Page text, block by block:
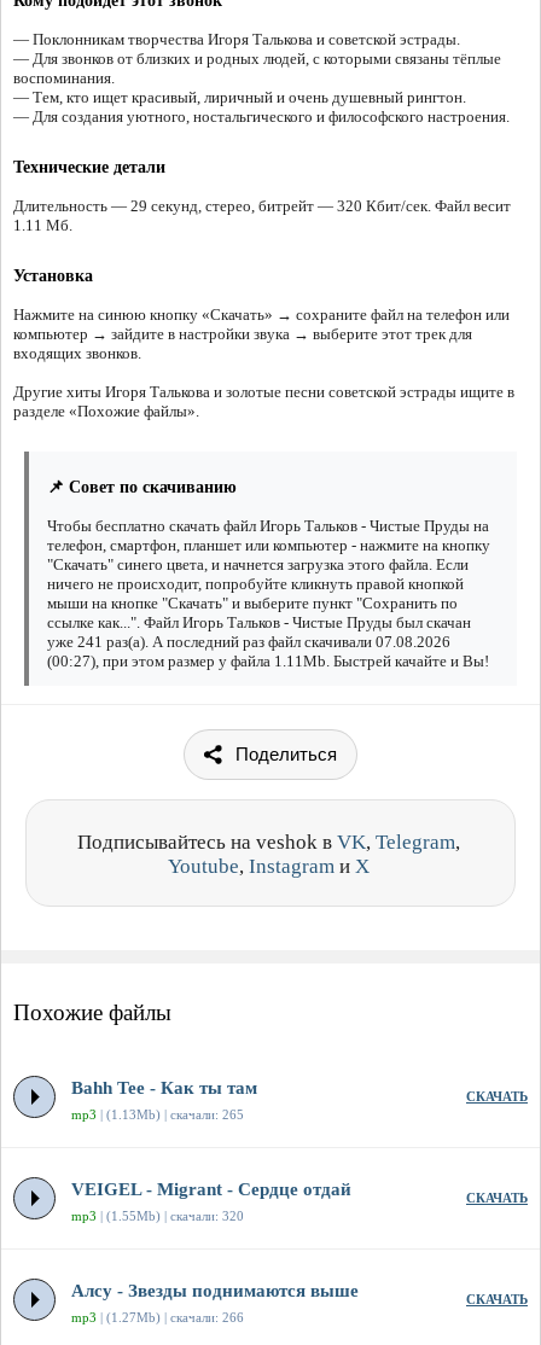
— Поклонникам творчества Игоря Талькова и советской эстрады.
— Для звонков от близких и родных людей, с которыми связаны тёплые
воспоминания.
— Тем, кто ищет красивый, лиричный и очень душевный рингтон.
— Для создания уютного, ностальгического и философского настроения.
Технические детали
Длительность — 29 секунд, стерео, битрейт — 320 Кбит/сек. Файл весит
1.11 Мб.
Установка
Нажмите на синюю кнопку «Скачать» → сохраните файл на телефон или
компьютер → зайдите в настройки звука → выберите этот трек для
входящих звонков.
Другие хиты Игоря Талькова и золотые песни советской эстрады ищите в
разделе «Похожие файлы».
📌 Совет по скачиванию
Чтобы бесплатно скачать файл Игорь Тальков - Чистые Пруды на
телефон, смартфон, планшет или компьютер - нажмите на кнопку
"Скачать" синего цвета, и начнется загрузка этого файла. Если
ничего не происходит, попробуйте кликнуть правой кнопкой
мыши на кнопке "Скачать" и выберите пункт "Сохранить по
ссылке как...". Файл Игорь Тальков - Чистые Пруды был скачан
уже 241 раз(а). А последний раз файл скачивали 07.08.2026
(00:27), при этом размер у файла 1.11Mb. Быстрей качайте и Вы!
Поделиться
Подписывайтесь на veshok в VK, Telegram,
Youtube, Instagram и X
Похожие файлы
Bahh Tee - Как ты там
mp3 | (1.13Mb) | скачали: 265
СКАЧАТЬ
VEIGEL - Migrant - Сердце отдай
mp3 | (1.55Mb) | скачали: 320
СКАЧАТЬ
Алсу - Звезды поднимаются выше
mp3 | (1.27Mb) | скачали: 266
СКАЧАТЬ